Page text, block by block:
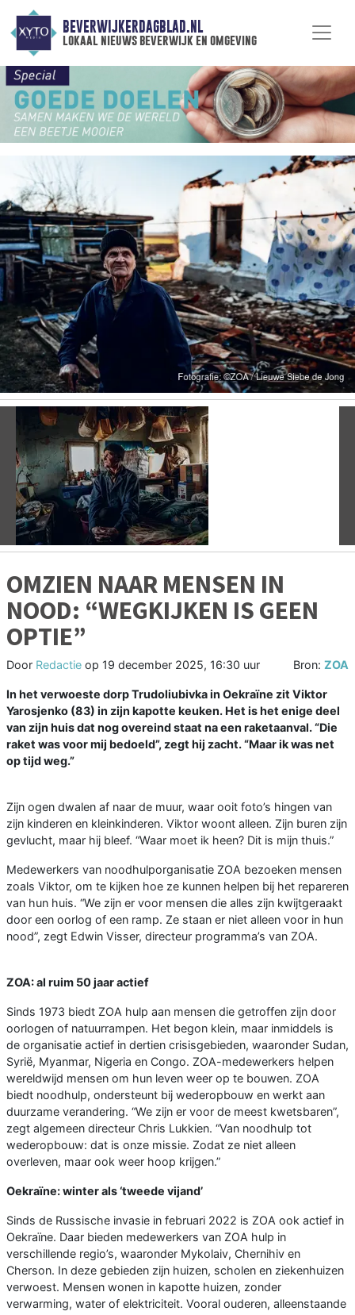
BEVERWIJKERDAGBLAD.NL
lokaal nieuws beverwijk en omgeving
Vorige
OMZIEN NAAR MENSEN IN
NOOD: “WEGKIJKEN IS GEEN
OPTIE”
Door Redactie op 19 december 2025, 16:30 uur Bron: ZOA
In het verwoeste dorp Trudoliubivka in Oekraïne zit Viktor
Yarosjenko (83) in zijn kapotte keuken. Het is het enige deel
van zijn huis dat nog overeind staat na een raketaanval. “Die
raket was voor mij bedoeld”, zegt hij zacht. “Maar ik was net
op tijd weg.”
Zijn ogen dwalen af naar de muur, waar ooit foto’s hingen van
zijn kinderen en kleinkinderen. Viktor woont alleen. Zijn buren zijn
gevlucht, maar hij bleef. “Waar moet ik heen? Dit is mijn thuis.”
Medewerkers van noodhulporganisatie ZOA bezoeken mensen
zoals Viktor, om te kijken hoe ze kunnen helpen bij het repareren
van hun huis. “We zijn er voor mensen die alles zijn kwijtgeraakt
door een oorlog of een ramp. Ze staan er niet alleen voor in hun
nood”, zegt Edwin Visser, directeur programma’s van ZOA.
ZOA: al ruim 50 jaar actief
Sinds 1973 biedt ZOA hulp aan mensen die getroffen zijn door
oorlogen of natuurrampen. Het begon klein, maar inmiddels is
de organisatie actief in dertien crisisgebieden, waaronder Sudan,
Syrië, Myanmar, Nigeria en Congo. ZOA-medewerkers helpen
wereldwijd mensen om hun leven weer op te bouwen. ZOA
biedt noodhulp, ondersteunt bij wederopbouw en werkt aan
duurzame verandering. “We zijn er voor de meest kwetsbaren”,
zegt algemeen directeur Chris Lukkien. “Van noodhulp tot
wederopbouw: dat is onze missie. Zodat ze niet alleen
overleven, maar ook weer hoop krijgen.”
Oekraïne: winter als ‘tweede vijand’
Sinds de Russische invasie in februari 2022 is ZOA ook actief in
Oekraïne. Daar bieden medewerkers van ZOA hulp in
verschillende regio’s, waaronder Mykolaiv, Chernihiv en
Cherson. In deze gebieden zijn huizen, scholen en ziekenhuizen
verwoest. Mensen wonen in kapotte huizen, zonder
verwarming, water of elektriciteit. Vooral ouderen, alleenstaande